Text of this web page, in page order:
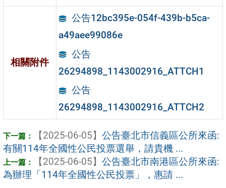
相關附件
公告12bc395e-054f-439b-b5ca-
a49aee99086e
公告
26294898_1143002916_ATTCH1
公告
26294898_1143002916_ATTCH2
【2025-06-05】 公告臺北市信義區公所來函:
有關114年全國性公民投票選舉，請貴機 ...
【2025-06-05】 公告臺北市南港區公所來函:
為辦理「114年全國性公民投票」，惠請 ...